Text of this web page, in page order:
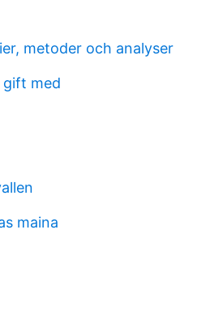
metoder och analyser
med
maina